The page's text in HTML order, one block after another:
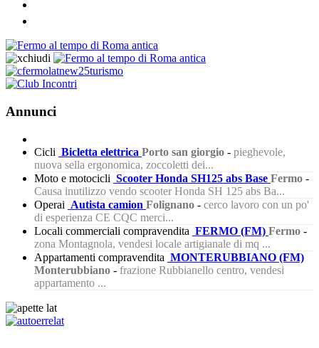
Annunci
Cicli Bicletta elettrica Porto san giorgio - pieghevole,
nuova sella ergonomica, zoccoletti dei...
Moto e motocicli Scooter Honda SH125 abs Base Fermo -
Causa inutilizzo vendo scooter Honda SH 125 abs Ba...
Operai Autista camion Folignano - cerco lavoro con un po'
di esperienza CE CQC merci...
Locali commerciali compravendita FERMO (FM) Fermo -
zona Montagnola, vendesi locale artigianale di mq ...
Appartamenti compravendita MONTERUBBIANO (FM)
Monterubbiano - frazione Rubbianello centro, vendesi
appartamento ...